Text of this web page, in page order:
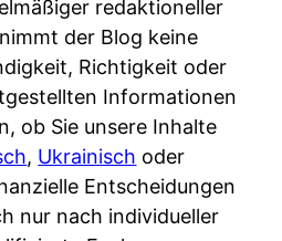
redaktioneller
der Blog keine
Richtigkeit oder
Informationen
ob Sie unsere Inhalte
, Ukrainisch oder
Entscheidungen
nur nach individueller